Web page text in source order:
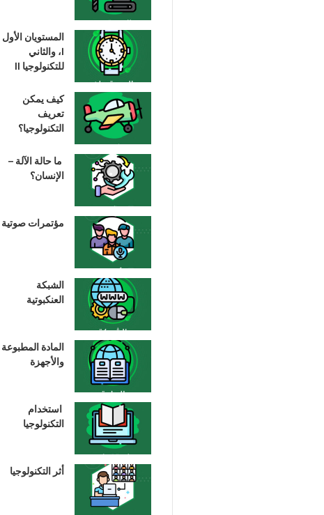
المستويان الأول
I، والثاني
للتكنولوجيا II
كيف يمكن
تعريف
التكنولوجيا؟
ما حالة الآلة –
الإنسان؟
مؤتمرات صوتية
الشبكة
العنكبوتية
المادة المطبوعة
والأجهزة
استخدام
التكنولوجيا
أثر التكنولوجيا